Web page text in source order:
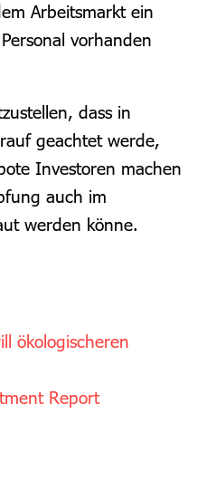
Arbeitsmarkt ein
vorhanden
dass in
geachtet werde,
Investoren machen
auch im
werden könne.
ökologischeren
Report